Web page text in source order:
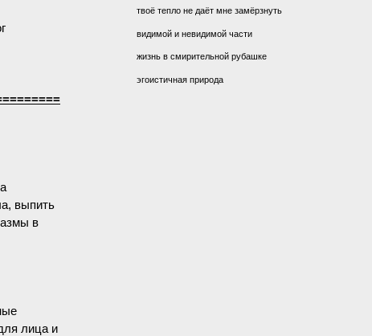
твоё тепло не даёт мне замёрзнуть
видимой и невидимой части
жизнь в смирительной рубашке
эгоистичная природа
выпить
в
лица и